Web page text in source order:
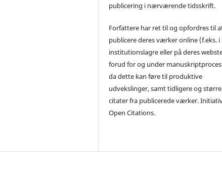
publicering i nærværende tidsskrift.
Forfattere har ret til og opfordres til
publicere deres værker online (f.eks. i
institutionslagre eller på deres
forud for og under
da dette kan føre til produktive
udvekslinger, samt tidligere og større
citater fra publicerede værker.
Open Citations.